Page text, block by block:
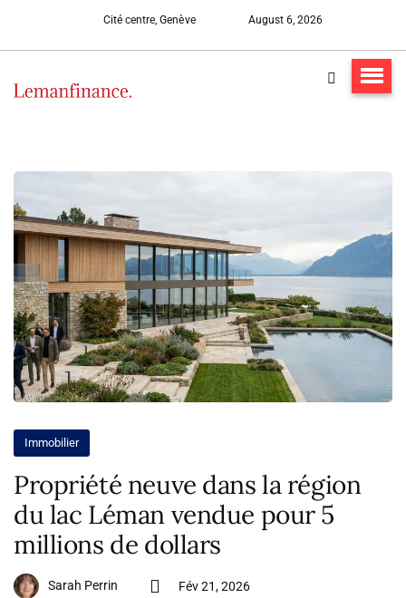
Cité centre, Genève August 6, 2026
Immobilier
Propriété neuve dans la région
du lac Léman vendue pour 5
millions de dollars
Sarah Perrin Fév 21, 2026